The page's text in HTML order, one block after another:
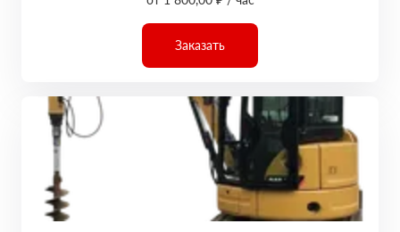
Заказать